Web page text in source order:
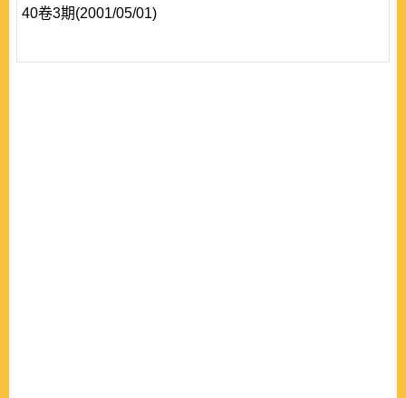
40卷3期(2001/05/01)